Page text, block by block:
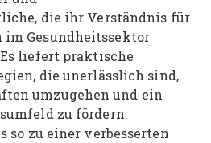
die ihr Verständnis für
Gesundheitssektor
liefert praktische
die unerlässlich sind,
umzugehen und ein
zu fördern.
so zu einer verbesserten